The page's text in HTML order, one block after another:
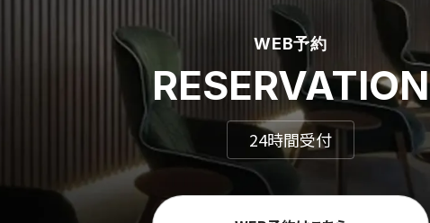
WEB予約
RESERVATION
24時間受付